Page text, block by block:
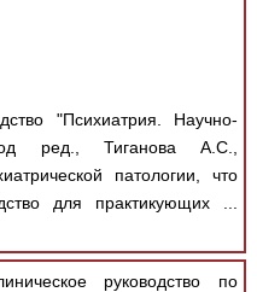
"Психиатрия. Научно-
ред., Тиганова А.С.,
патологии, что
для практикующих ...
руководство по